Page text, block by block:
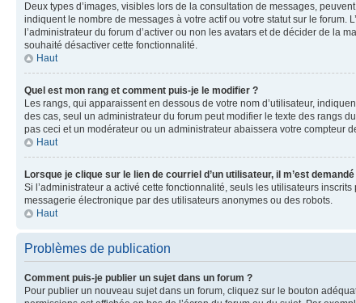
Deux types d’images, visibles lors de la consultation de messages,
indiquent le nombre de messages à votre actif ou votre statut sur le forum.
l’administrateur du forum d’activer ou non les avatars et de décider de la
souhaité désactiver cette fonctionnalité.
Haut
Quel est mon rang et comment puis-je le modifier ?
Les rangs, qui apparaissent en dessous de votre nom d’utilisateur,
des cas, seul un administrateur du forum peut modifier le texte des rangs
pas ceci et un modérateur ou un administrateur abaissera votre compteur
Haut
Lorsque je clique sur le lien de courriel d’un utilisateur, il m’est
Si l’administrateur a activé cette fonctionnalité, seuls les utilisateurs
messagerie électronique par des utilisateurs anonymes ou des robots.
Haut
Problèmes de publication
Comment puis-je publier un sujet dans un forum ?
Pour publier un nouveau sujet dans un forum, cliquez sur le bouton